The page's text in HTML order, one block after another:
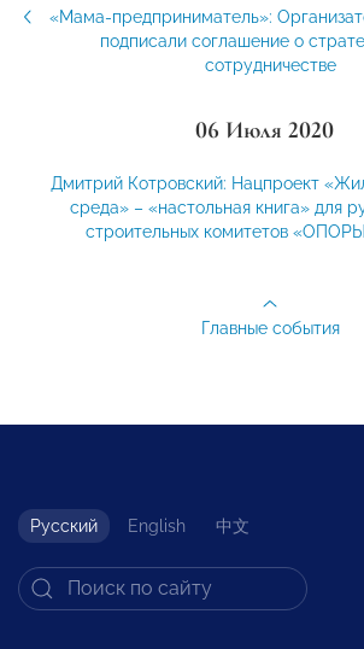
«Мама-предприниматель»:
подписали соглашение о
сотрудничестве
06 Июля 2020
Дмитрий Котровский: Нацпроект
среда» – «настольная книга» для
строительных комитетов
Главные события
Русский English 中文